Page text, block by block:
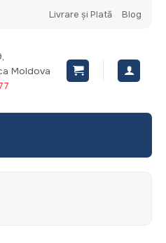
Livrare și Plată Blog
Moldova